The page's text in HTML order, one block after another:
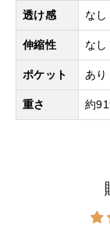
透け感 なし
伸縮性 なし
ポケット あり
重さ 約